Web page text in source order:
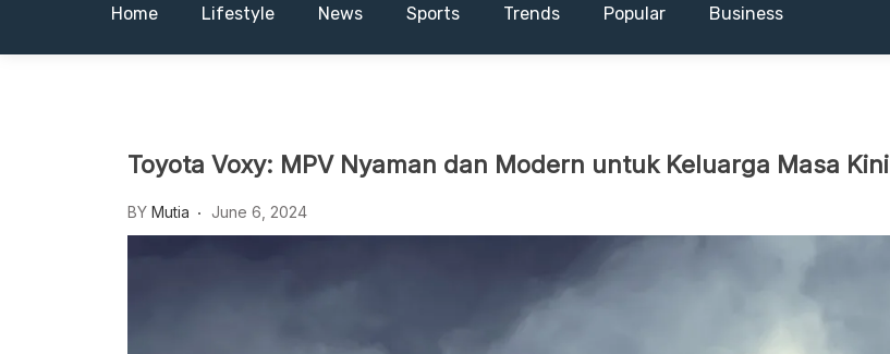
Home Lifestyle News Sports Trends Popular Business
Toyota Voxy: MPV Nyaman dan Modern untuk Keluarga Masa Kini
BY Mutia June 6, 2024